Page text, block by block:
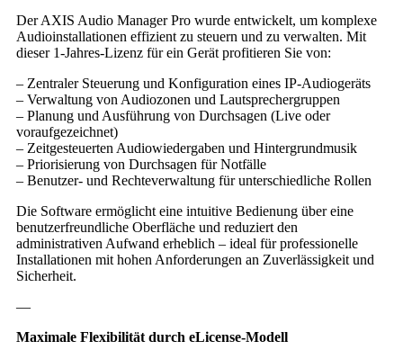
Der AXIS Audio Manager Pro wurde entwickelt, um komplexe
Audioinstallationen effizient zu steuern und zu verwalten. Mit
dieser 1-Jahres-Lizenz für ein Gerät profitieren Sie von:
– Zentraler Steuerung und Konfiguration eines IP-Audiogeräts
– Verwaltung von Audiozonen und Lautsprechergruppen
– Planung und Ausführung von Durchsagen (Live oder
voraufgezeichnet)
– Zeitgesteuerten Audiowiedergaben und Hintergrundmusik
– Priorisierung von Durchsagen für Notfälle
– Benutzer- und Rechteverwaltung für unterschiedliche Rollen
Die Software ermöglicht eine intuitive Bedienung über eine
benutzerfreundliche Oberfläche und reduziert den
administrativen Aufwand erheblich – ideal für professionelle
Installationen mit hohen Anforderungen an Zuverlässigkeit und
Sicherheit.
—
Maximale Flexibilität durch eLicense-Modell